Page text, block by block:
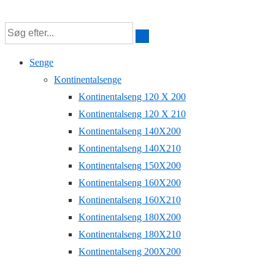
Hop
til
hovedindhold
Senge
Kontinentalsenge
Kontinentalseng 120 X 200
Kontinentalseng 120 X 210
Kontinentalseng 140X200
Kontinentalseng 140X210
Kontinentalseng 150X200
Kontinentalseng 160X200
Kontinentalseng 160X210
Kontinentalseng 180X200
Kontinentalseng 180X210
Kontinentalseng 200X200